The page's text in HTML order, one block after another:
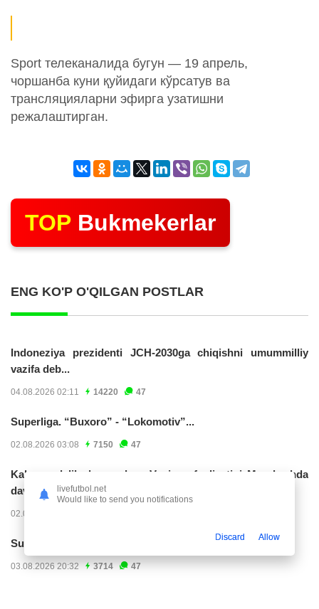
Sport телеканалида бугун — 19 апрель,
чоршанба куни қуйидаги кўрсатув ва
трансляцияларни эфирга узатишни
режалаштирган.
TOP Bukmekerlar
ENG KO'P O'QILGAN POSTLAR
Indoneziya prezidenti JCH-2030ga chiqishni umummilliy
vazifa deb...
04.08.2026 02:11 14220 47
Superliga. “Buxoro” - “Lokomotiv”...
02.08.2026 03:08 7150 47
Kabo-verdelik darvozabon Vozinya faoliyatini Marokashda
davom ettirishi...
02.08.2026 01:08
Superliga. "Dinamo" – "Neftchi" (matnli...
03.08.2026 20:32 3714 47
livefutbol.net
Would like to send you notifications
Discard Allow